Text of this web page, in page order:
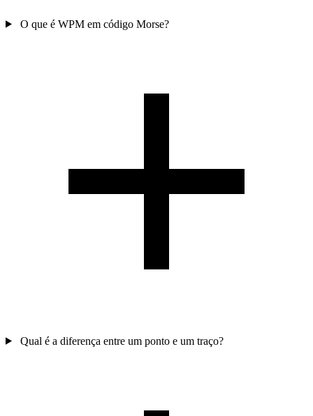
O que é WPM em código Morse?
Qual é a diferença entre um ponto e um traço?